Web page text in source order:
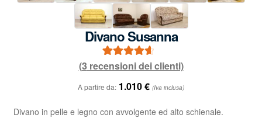
Divano Susanna
Valutato
3
recensioni
(3recensioni dei clienti)
A partire da: 1.010€ (Iva inclusa)
Divano in pelle e legno con avvolgente ed alto schienale.